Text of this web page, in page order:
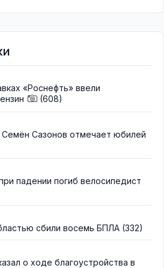
«Роснефть» ввели
(608)
Семён Сазонов отмечает юбилей
падении погиб велосипедист
сбили восемь БПЛА (332)
о ходе благоустройства в